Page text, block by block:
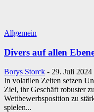
Allgemein
Divers auf allen
Borys Storck - 29. Juli 2024
In volatilen Zeiten setzen
Ziel, ihr Geschäft robuster
Wettbewerbsposition zu
spielen...